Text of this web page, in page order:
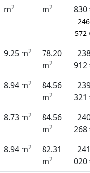
m2
m2
830
246
572
9.25 m2
78.20
m2
238
912
8.94 m2
84.56
m2
239
321
8.73 m2
84.56
m2
240
268
8.94 m2
82.31
m2
241
020